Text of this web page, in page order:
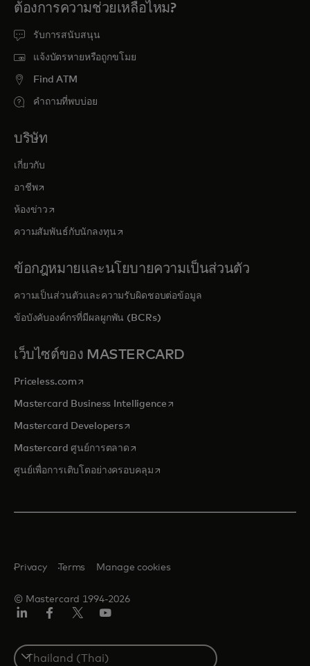
ต้องการความช่วยเหลือไหม?
รับการสนับสนุน
แจ้งบัตรหายหรือถูกขโมย
Find ATM
คำถามที่พบบ่อย
บริษัท
เกี่ยวกับ
อาชีพopens in a new tab
ห้องข่าว opens in a new tab
ความสัมพันธ์กับนักลงทุน opens in a new tab
ข้อกฎหมายและนโยบายความเป็นส่วนตัว
ความเป็นส่วนตัวและความรับผิดชอบต่อข้อมูล
ข้อบังคับองค์กรที่มีผลผูกพัน (BCRs)
เว็บไซต์ของ MASTERCARD
Priceless.com opens in a new tab
Mastercard Business Intelligenceopens in a new tab
Mastercard Developersopens in a new tab
Mastercard ศูนย์การตลาด opens in a new tab
ศูนย์เพื่อการเติบโตอย่างครอบคลุมopens in a new tab
© Mastercard 1994-2026
Privacy Terms Manage cookies
Select
a
เตอร์/
เอ็กซ์